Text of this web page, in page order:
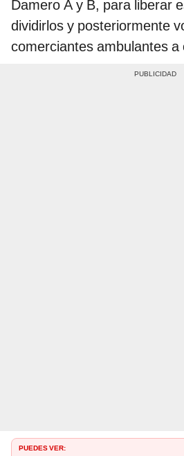
Damero A y B, para liberar
dividirlos y posteriormente
comerciantes ambulantes a
PUEDES VER: